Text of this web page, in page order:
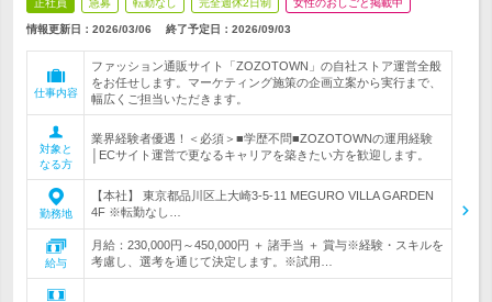
正社員 急募 転勤なし 完全週休2日制 女性のおしごと掲載中
情報更新日：2026/03/06 終了予定日： 2026/09/03
仕事内容
ファッション通販サイト「ZOZOTOWN」の自社ストア運営全般
をお任せします。マーケティング施策の企画立案から実行まで、
幅広くご担当いただきます。
対象と
なる方
業界経験者優遇！＜必須＞■学歴不問■ZOZOTOWNの運用経験
│ECサイト運営で更なるキャリアを築きたい方を歓迎します。
勤務地
【本社】 東京都品川区上大崎3-5-11 MEGURO VILLA GARDEN
4F ※転勤なし…
給与
月給：230,000円～450,000円 ＋ 諸手当 ＋ 賞与※経験・スキルを
考慮し、選考を通じて決定します。※試用…